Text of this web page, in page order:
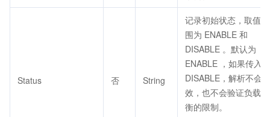
Status 否 String
记录初始状态，取值范
围为 ENABLE 和
DISABLE 。默认为
ENABLE ，如果传入
DISABLE，解析不会生
效，也不会验证负载均
衡的限制。